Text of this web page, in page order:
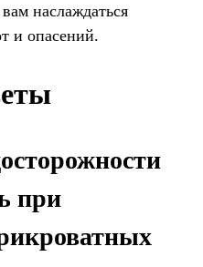
наслаждаться
и опасений.
при